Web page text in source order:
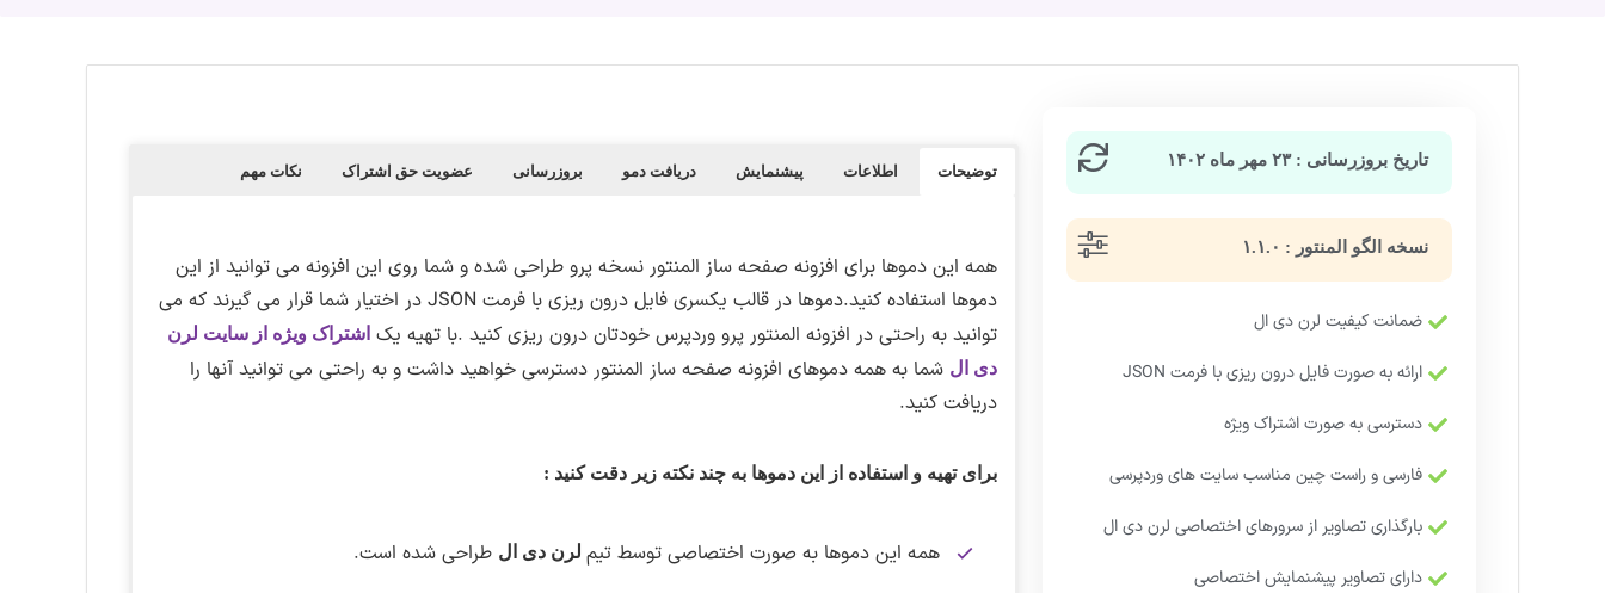
تاریخ بروزرسانی : ۲۳ مهر ماه ۱۴۰۲
نسخه الگو المنتور : ۱.۱.۰
ضمانت کیفیت لرن دی ال
ارائه به صورت فایل درون ریزی با فرمت JSON
دسترسی به صورت اشتراک ویژه
فارسی و راست چین مناسب سایت های وردپرسی
بارگذاری تصاویر از سرورهای اختصاصی لرن دی ال
دارای تصاویر پیشنمایش اختصاصی
توضیحات اطلاعات پیشنمایش دریافت دمو بروزرسانی عضویت حق اشتراک نکات مهم
همه این دموها برای افزونه صفحه ساز المنتور نسخه پرو طراحی شده و شما روی این افزونه می توانید از این
دموها استفاده کنید.دموها در قالب یکسری فایل درون ریزی با فرمت JSON در اختیار شما قرار می گیرند که می
توانید به راحتی در افزونه المنتور پرو وردپرس خودتان درون ریزی کنید .با تهیه یک اشتراک ویژه از سایت لرن
دی ال شما به همه دموهای افزونه صفحه ساز المنتور دسترسی خواهید داشت و به راحتی می توانید آنها را
دریافت کنید.
برای تهیه و استفاده از این دموها به چند نکته زیر دقت کنید :
همه این دموها به صورت اختصاصی توسط تیملرن دی ال طراحی شده است.